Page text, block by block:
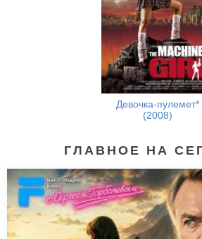
Девочка-пулемет*
(2008)
ГЛАВНОЕ НА